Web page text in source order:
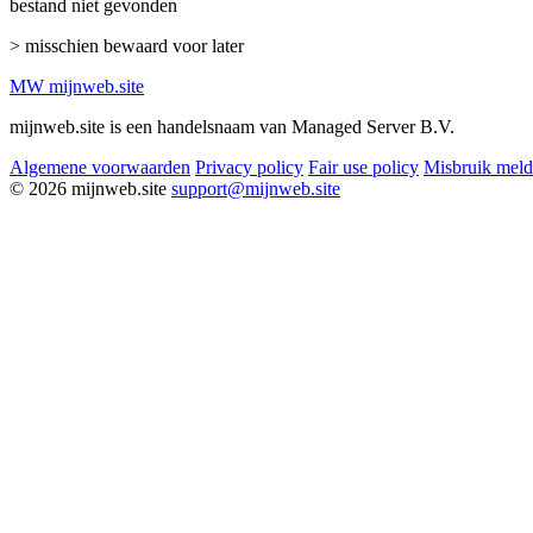
bestand niet gevonden
> misschien bewaard voor later
MW mijnweb.site
mijnweb.site is een handelsnaam van Managed Server B.V.
Algemene voorwaarden Privacy policy Fair use policy Misbruik
© 2026 mijnweb.site support@mijnweb.site